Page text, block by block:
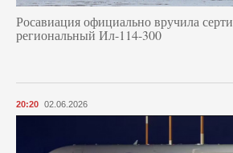
Росавиация официально вручила
региональный Ил-114-300
20:20 02.06.2026